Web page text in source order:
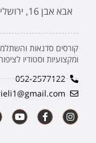
אבא אבן 16, ירושלים
קורסים סדנאות
ומקצועיות וסטודיו
052-2577122